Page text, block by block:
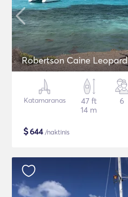
Robertson Caine Leopard
Katamaranas
47 ft
14 m
6
$644/naktinis